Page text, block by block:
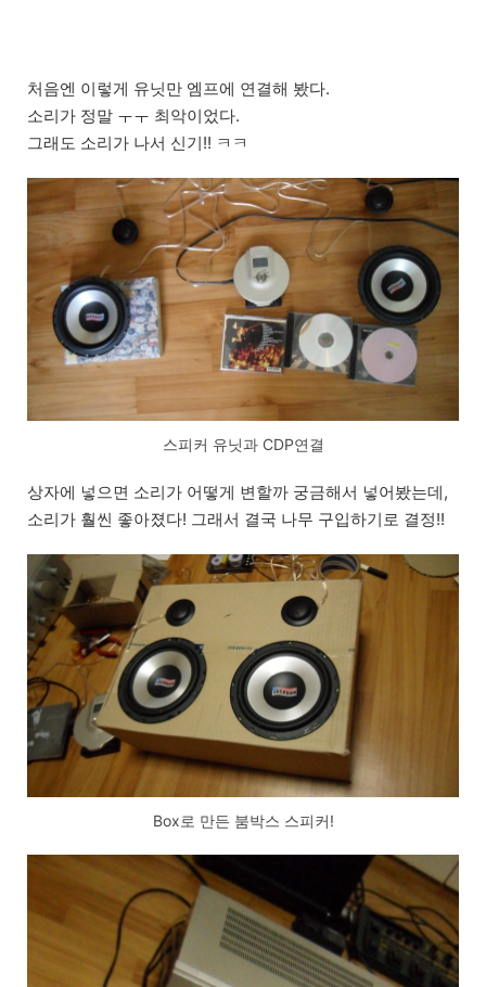
처음엔 이렇게 유닛만 엠프에 연결해 봤다.
소리가 정말 ㅜㅜ 최악이었다.
그래도 소리가 나서 신기!! ㅋㅋ
스피커 유닛과 CDP연결
상자에 넣으면 소리가 어떻게 변할까 궁금해서 넣어봤는데,
소리가 훨씬 좋아졌다! 그래서 결국 나무 구입하기로 결정!!
Box로 만든 붐박스 스피커!